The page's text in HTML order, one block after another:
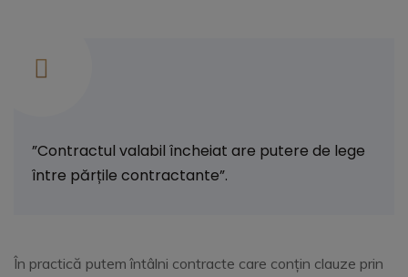
”Contractul valabil încheiat are putere de lege
între părțile contractante”.
În practică putem întâlni contracte care conțin clauze prin